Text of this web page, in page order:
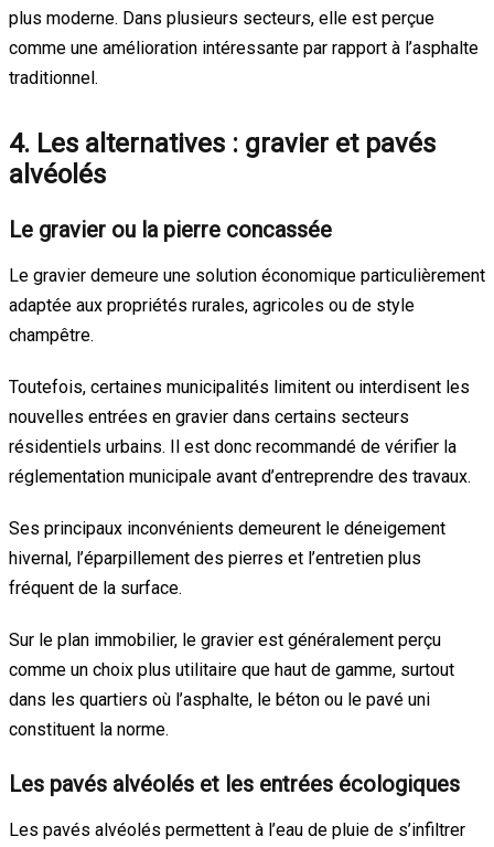
plus moderne. Dans plusieurs secteurs, elle est perçue
comme une amélioration intéressante par rapport à l’asphalte
traditionnel.
4. Les alternatives : gravier et pavés
alvéolés
Le gravier ou la pierre concassée
Le gravier demeure une solution économique particulièrement
adaptée aux propriétés rurales, agricoles ou de style
champêtre.
Toutefois, certaines municipalités limitent ou interdisent les
nouvelles entrées en gravier dans certains secteurs
résidentiels urbains. Il est donc recommandé de vérifier la
réglementation municipale avant d’entreprendre des travaux.
Ses principaux inconvénients demeurent le déneigement
hivernal, l’éparpillement des pierres et l’entretien plus
fréquent de la surface.
Sur le plan immobilier, le gravier est généralement perçu
comme un choix plus utilitaire que haut de gamme, surtout
dans les quartiers où l’asphalte, le béton ou le pavé uni
constituent la norme.
Les pavés alvéolés et les entrées écologiques
Les pavés alvéolés permettent à l’eau de pluie de s’infiltrer